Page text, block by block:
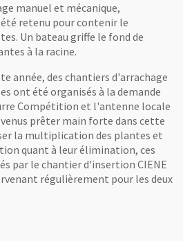
manuel et mécanique,
retenu pour contenir le
Un bateau griffe le fond de
à la racine.
année, des chantiers d'arrachage
ont été organisés à la demande
Compétition et l'antenne locale
prêter main forte dans cette
la multiplication des plantes et
quant à leur élimination, ces
par le chantier d'insertion CIENE
régulièrement pour les deux